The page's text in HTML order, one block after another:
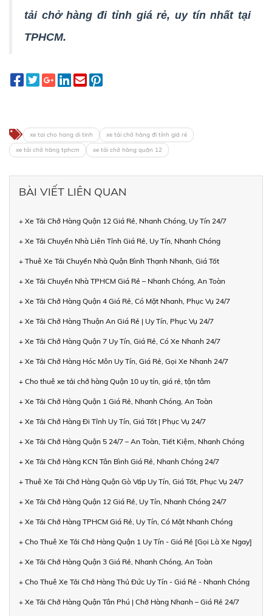
tải chở hàng đi tỉnh giá rẻ, uy tín nhất tại
TPHCM.
xe tai cho hang di tinh
xe tải chở hàng đi tỉnh giá rẻ
xe tải chở hàng tphcm
xe tải chở hàng quận 12
BÀI VIẾT LIÊN QUAN
+ Xe Tải Chở Hàng Quận 12 Giá Rẻ, Nhanh Chóng, Uy Tín 24/7
+ Xe Tải Chuyển Nhà Liên Tỉnh Giá Rẻ, Uy Tín, Nhanh Chóng
+ Thuê Xe Tải Chuyển Nhà Quận Bình Thạnh Nhanh, Giá Tốt
+ Xe Tải Chuyển Nhà TPHCM Giá Rẻ – Nhanh Chóng, An Toàn
+ Xe Tải Chở Hàng Quận 4 Giá Rẻ, Có Mặt Nhanh, Phục Vụ 24/7
+ Xe Tải Chở Hàng Thuận An Giá Rẻ | Uy Tín, Phục Vụ 24/7
+ Xe Tải Chở Hàng Quận 7 Uy Tín, Giá Rẻ, Có Xe Nhanh 24/7
+ Xe Tải Chở Hàng Hóc Môn Uy Tín, Giá Rẻ, Gọi Xe Nhanh 24/7
+ Cho thuê xe tải chở hàng Quận 10 uy tín, giá rẻ, tận tâm
+ Xe Tải Chở Hàng Quận 1 Giá Rẻ, Nhanh Chóng, An Toàn
+ Xe Tải Chở Hàng Đi Tỉnh Uy Tín, Giá Tốt | Phục Vụ 24/7
+ Xe Tải Chở Hàng Quận 5 24/7 – An Toàn, Tiết Kiệm, Nhanh Chóng
+ Xe Tải Chở Hàng KCN Tân Bình Giá Rẻ, Nhanh Chóng 24/7
+ Thuê Xe Tải Chở Hàng Quận Gò Vấp Uy Tín, Giá Tốt, Phục Vụ 24/7
+ Xe Tải Chở Hàng Quận 12 Giá Rẻ, Uy Tín, Nhanh Chóng 24/7
+ Xe Tải Chở Hàng TPHCM Giá Rẻ, Uy Tín, Có Mặt Nhanh Chóng
+ Cho Thuê Xe Tải Chở Hàng Quận 1 Uy Tín - Giá Rẻ [Gọi Là Xe Ngay]
+ Xe Tải Chở Hàng Quận 3 Giá Rẻ, Nhanh Chóng, An Toàn
+ Cho Thuê Xe Tải Chở Hàng Thủ Đức Uy Tín - Giá Rẻ - Nhanh Chóng
+ Xe Tải Chở Hàng Quận Tân Phú | Chở Hàng Nhanh – Giá Rẻ 24/7